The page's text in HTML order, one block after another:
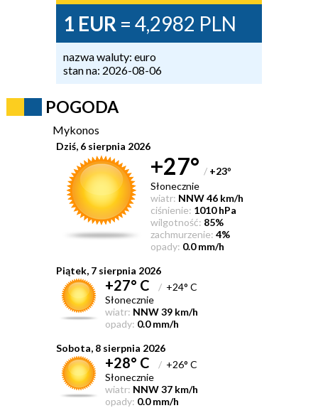
1 EUR = 4,2982 PLN
nazwa waluty: euro
stan na: 2026-08-06
POGODA
Mykonos
Dziś, 6 sierpnia 2026
+27° / +23°
Słonecznie
wiatr: NNW 46 km/h
ciśnienie: 1010 hPa
wilgotność: 85%
zachmurzenie: 4%
opady: 0.0 mm/h
Piątek, 7 sierpnia 2026
+27° C /+24° C
Słonecznie
wiatr: NNW 39 km/h
opady: 0.0 mm/h
Sobota, 8 sierpnia 2026
+28° C /+26° C
Słonecznie
wiatr: NNW 37 km/h
opady: 0.0 mm/h